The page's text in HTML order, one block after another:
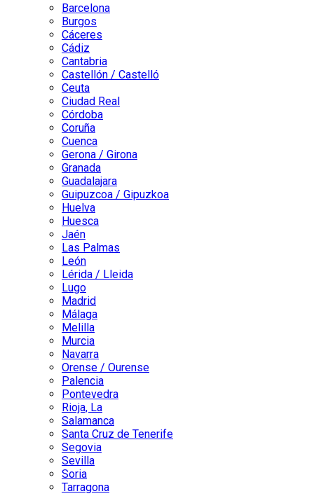
Barcelona
Burgos
Cáceres
Cádiz
Cantabria
Castellón / Castelló
Ceuta
Ciudad Real
Córdoba
Coruña
Cuenca
Gerona / Girona
Granada
Guadalajara
Guipuzcoa / Gipuzkoa
Huelva
Huesca
Jaén
Las Palmas
León
Lérida / Lleida
Lugo
Madrid
Málaga
Melilla
Murcia
Navarra
Orense / Ourense
Palencia
Pontevedra
Rioja, La
Salamanca
Santa Cruz de Tenerife
Segovia
Sevilla
Soria
Tarragona